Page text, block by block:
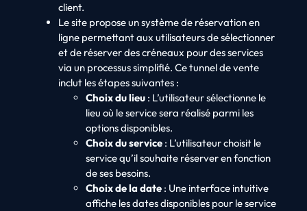
client.
Le site propose un système de réservation en
ligne permettant aux utilisateurs de sélectionner
et de réserver des créneaux pour des services
via un processus simplifié. Ce tunnel de vente
inclut les étapes suivantes :
Choix du lieu: L’utilisateur sélectionne le
lieu où le service sera réalisé parmi les
options disponibles.
Choix du service: L’utilisateur choisit le
service qu’il souhaite réserver en fonction
de ses besoins.
Choix de la date: Une interface intuitive
affiche les dates disponibles pour le service